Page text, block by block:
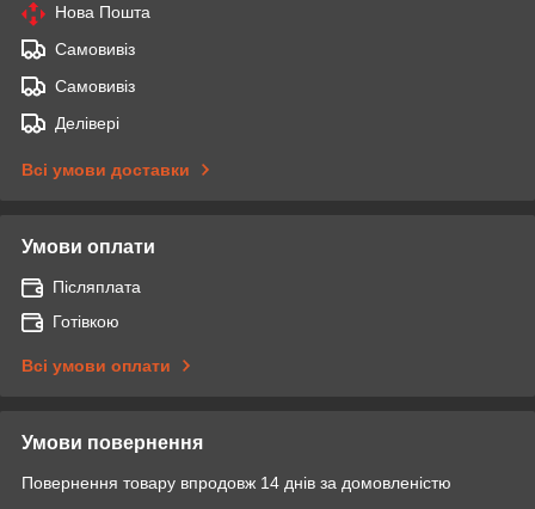
Нова Пошта
Самовивіз
Самовивіз
Делівері
Всі умови доставки
Умови оплати
Післяплата
Готівкою
Всі умови оплати
Умови повернення
Повернення товару впродовж 14 днів за домовленістю